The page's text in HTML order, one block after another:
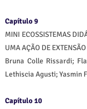
Capítulo 9
MINI ECOSSISTEMAS
UMA AÇÃO DE
Bruna Colle Rissardi;
Lethiscia Agusti; Yasmin
Capítulo 10